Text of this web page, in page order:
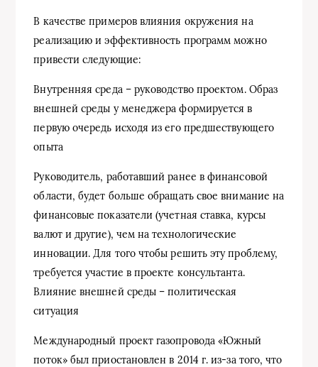
В качестве примеров влияния окружения на
реализацию и эффективность программ можно
привести следующие:
Внутренняя среда – руководство проектом. Образ
внешней среды у менеджера формируется в
первую очередь исходя из его предшествующего
опыта
Руководитель, работавший ранее в финансовой
области, будет больше обращать свое внимание на
финансовые показатели (учетная ставка, курсы
валют и другие), чем на технологические
инновации. Для того чтобы решить эту проблему,
требуется участие в проекте консультанта.
Влияние внешней среды – политическая
ситуация
Международный проект газопровода «Южный
поток» был приостановлен в 2014 г. из-за того, что